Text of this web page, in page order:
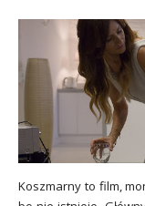
Koszmarny to film,